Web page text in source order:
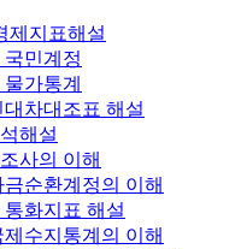
제지표해설
민계정
가통계
차대조표 해설
해설
사의 이해
순환계정의 이해
화지표 해설
수지통계의 이해